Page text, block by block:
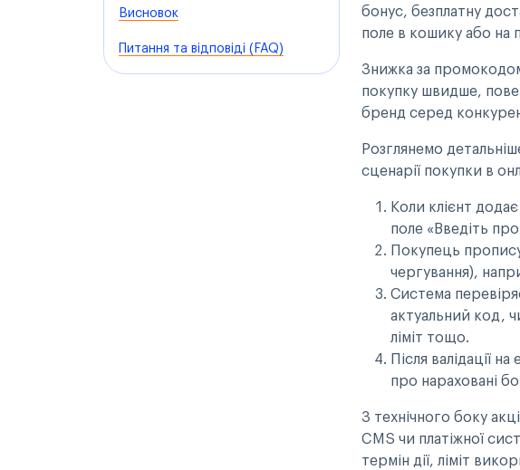
Висновок
Питання та відповіді (FAQ)
бонус, безплатну
поле в кошику або на
Знижка за
покупку швидше,
бренд серед
Розглянемо
сценарії покупки в
Коли клієнт
поле «Введіть
Покупець
чергування),
Система
актуальний код,
ліміт тощо.
Після валідації
про нараховані
З технічного боку
CMS чи платіжної
термін дії, ліміт